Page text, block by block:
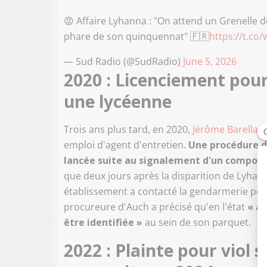
😡 Affaire Lyhanna : "On attend un Grenelle
phare de son quinquennat" 🇫🇷https://t.co/
— Sud Radio (@SudRadio) June 5, 2026
2020 : Licenciement
une lycéenne
Trois ans plus tard, en 2020, Jérôme Barella
emploi d'agent d'entretien. Une procédure
lancée suite au signalement d'un
que deux jours après la disparition de
établissement a contacté la gendarmerie
procureure d'Auch a précisé qu'en l'état «
être identifiée » au sein de son parquet.
2022 : Plainte pour viol